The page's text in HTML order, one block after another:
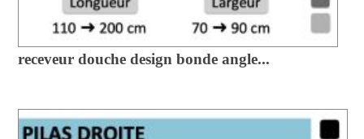
receveur douche design bonde angle...